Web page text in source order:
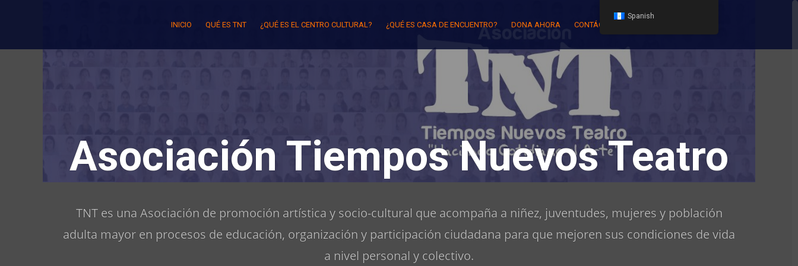
INICIO QUÉ ES TNT ¿QUÉ ES EL CENTRO CULTURAL? ¿QUÉ ES CASA DE ENCUENTRO? DONA AHORA CONTÁCTENOS
Asociación Tiempos Nuevos Teatro
TNT es una Asociación de promoción artística y socio-cultural que acompaña a niñez, juventudes, mujeres y población
adulta mayor en procesos de educación, organización y participación ciudadana para que mejoren sus condiciones de vida
a nivel personal y colectivo.
Spanish